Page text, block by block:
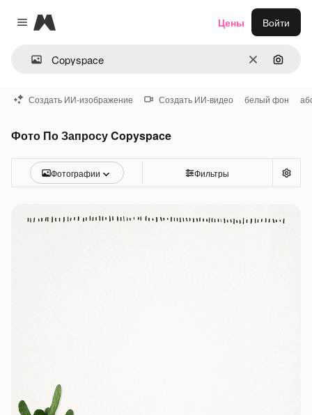
Close menu
Magnific
ОчиститьПоиск
Цены Войти
Создать ИИ-изображение Создать ИИ-видео белый фон
Фото По Запросу Copyspace
Фотографии Фильтры